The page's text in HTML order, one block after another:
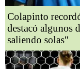
Colapinto
destacó algunos
saliendo solas"